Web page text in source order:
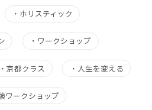
・ ホリスティック
・ ワークショップ
・京都クラス ・ 人生を変える
ワークショップ